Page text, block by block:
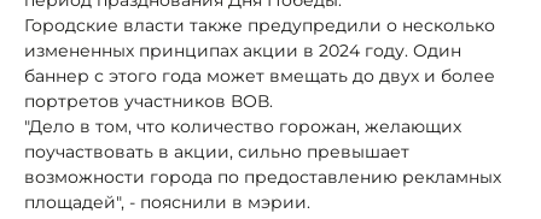
Городские власти также предупредили о несколько
измененных принципах акции в 2024 году. Один
баннер с этого года может вмещать до двух и более
портретов участников ВОВ.
"Дело в том, что количество горожан, желающих
поучаствовать в акции, сильно превышает
возможности города по предоставлению рекламных
площадей", - пояснили в мэрии.